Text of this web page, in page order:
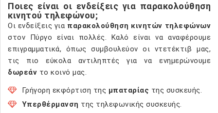
Ποιες είναι οι ενδείξεις για παρακολούθηση
κινητού τηλεφώνου;
Οι ενδείξεις για παρακολούθηση κινητών τηλεφώνων
στον Πύργο είναι πολλές. Καλό είναι να αναφέρουμε
επιγραμματικά, όπως συμβουλεύον οι ντετέκτιβ μας,
τις πιο εύκολα αντιληπτές για να ενημερώνουμε
δωρεάν το κοινό μας.
Γρήγορη εκφόρτιση της μπαταρίας της συσκευής.
Υπερθέρμανση της τηλεφωνικής συσκευής.